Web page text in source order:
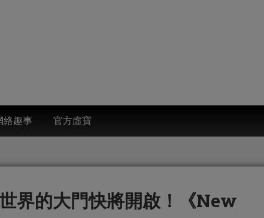
絡趣事 官方虛寶
界的大門快將開啟！《New